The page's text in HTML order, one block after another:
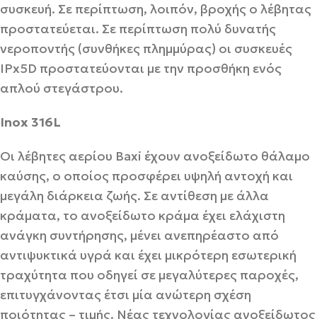
συσκευή. Σε περίπτωση, λοιπόν, βροχής ο λέβητας
προστατεύεται. Σε περίπτωση πολύ δυνατής
νεροποντής (συνθήκες πλημμύρας) οι συσκευές
IPx5D προστατεύονται με την προσθήκη ενός
απλού στεγάστρου.
Inox 316L
Οι λέβητες αερίου Baxi έχουν ανοξείδωτο θάλαμο
καύσης, ο οποίος προσφέρει υψηλή αντοχή και
μεγάλη διάρκεια ζωής. Σε αντίθεση με άλλα
κράματα, το ανοξείδωτο κράμα έχει ελάχιστη
ανάγκη συντήρησης, μένει ανεπηρέαστο από
αντιψυκτικά υγρά και έχει μικρότερη εσωτερική
τραχύτητα που οδηγεί σε μεγαλύτερες παροχές,
επιτυγχάνοντας έτσι μία ανώτερη σχέση
ποιότητας – τιμής. Νέας τεχνολογίας ανοξείδωτος